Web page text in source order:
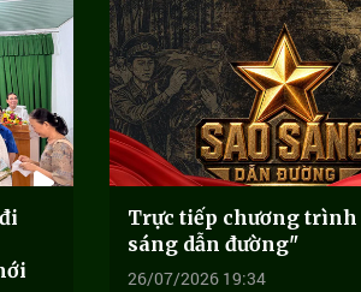
Trực tiếp chương trình
sáng dẫn đường"
26/07/2026 19:34